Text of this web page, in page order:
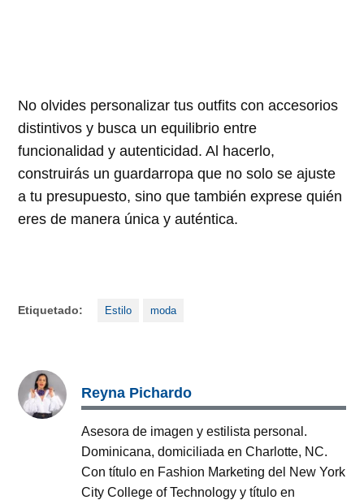
No olvides personalizar tus outfits con accesorios
distintivos y busca un equilibrio entre
funcionalidad y autenticidad. Al hacerlo,
construirás un guardarropa que no solo se ajuste
a tu presupuesto, sino que también exprese quién
eres de manera única y auténtica.
Etiquetado: Estilo moda
Reyna Pichardo
Asesora de imagen y estilista personal.
Dominicana, domiciliada en Charlotte, NC.
Con título en Fashion Marketing del New York
City College of Technology y título en